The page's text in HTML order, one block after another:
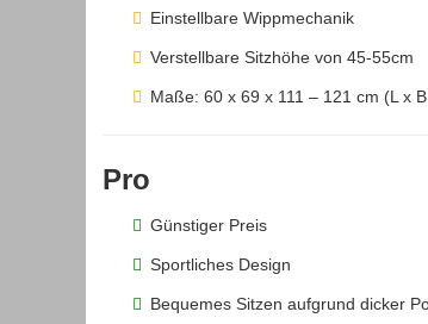
Einstellbare Wippmechanik
Verstellbare Sitzhöhe von 45-55cm
Maße: 60 x 69 x 111 – 121 cm (L x
Pro
Günstiger Preis
Sportliches Design
Bequemes Sitzen aufgrund dicker